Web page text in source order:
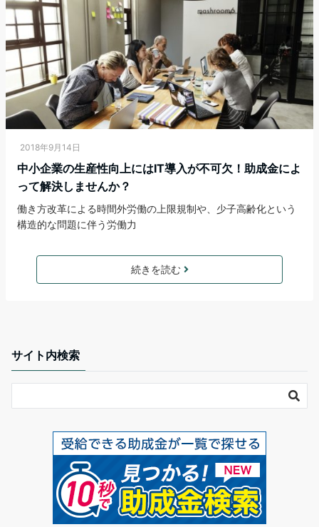
2018年9月14日
中小企業の生産性向上にはIT導入が不可欠！助成金によ
って解決しませんか？
働き方改革による時間外労働の上限規制や、少子高齢化という
構造的な問題に伴う労働力
続きを読む
サイト内検索